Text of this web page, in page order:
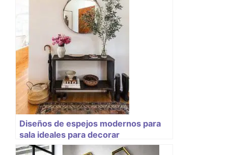
Diseños de espejos modernos para
sala ideales para decorar